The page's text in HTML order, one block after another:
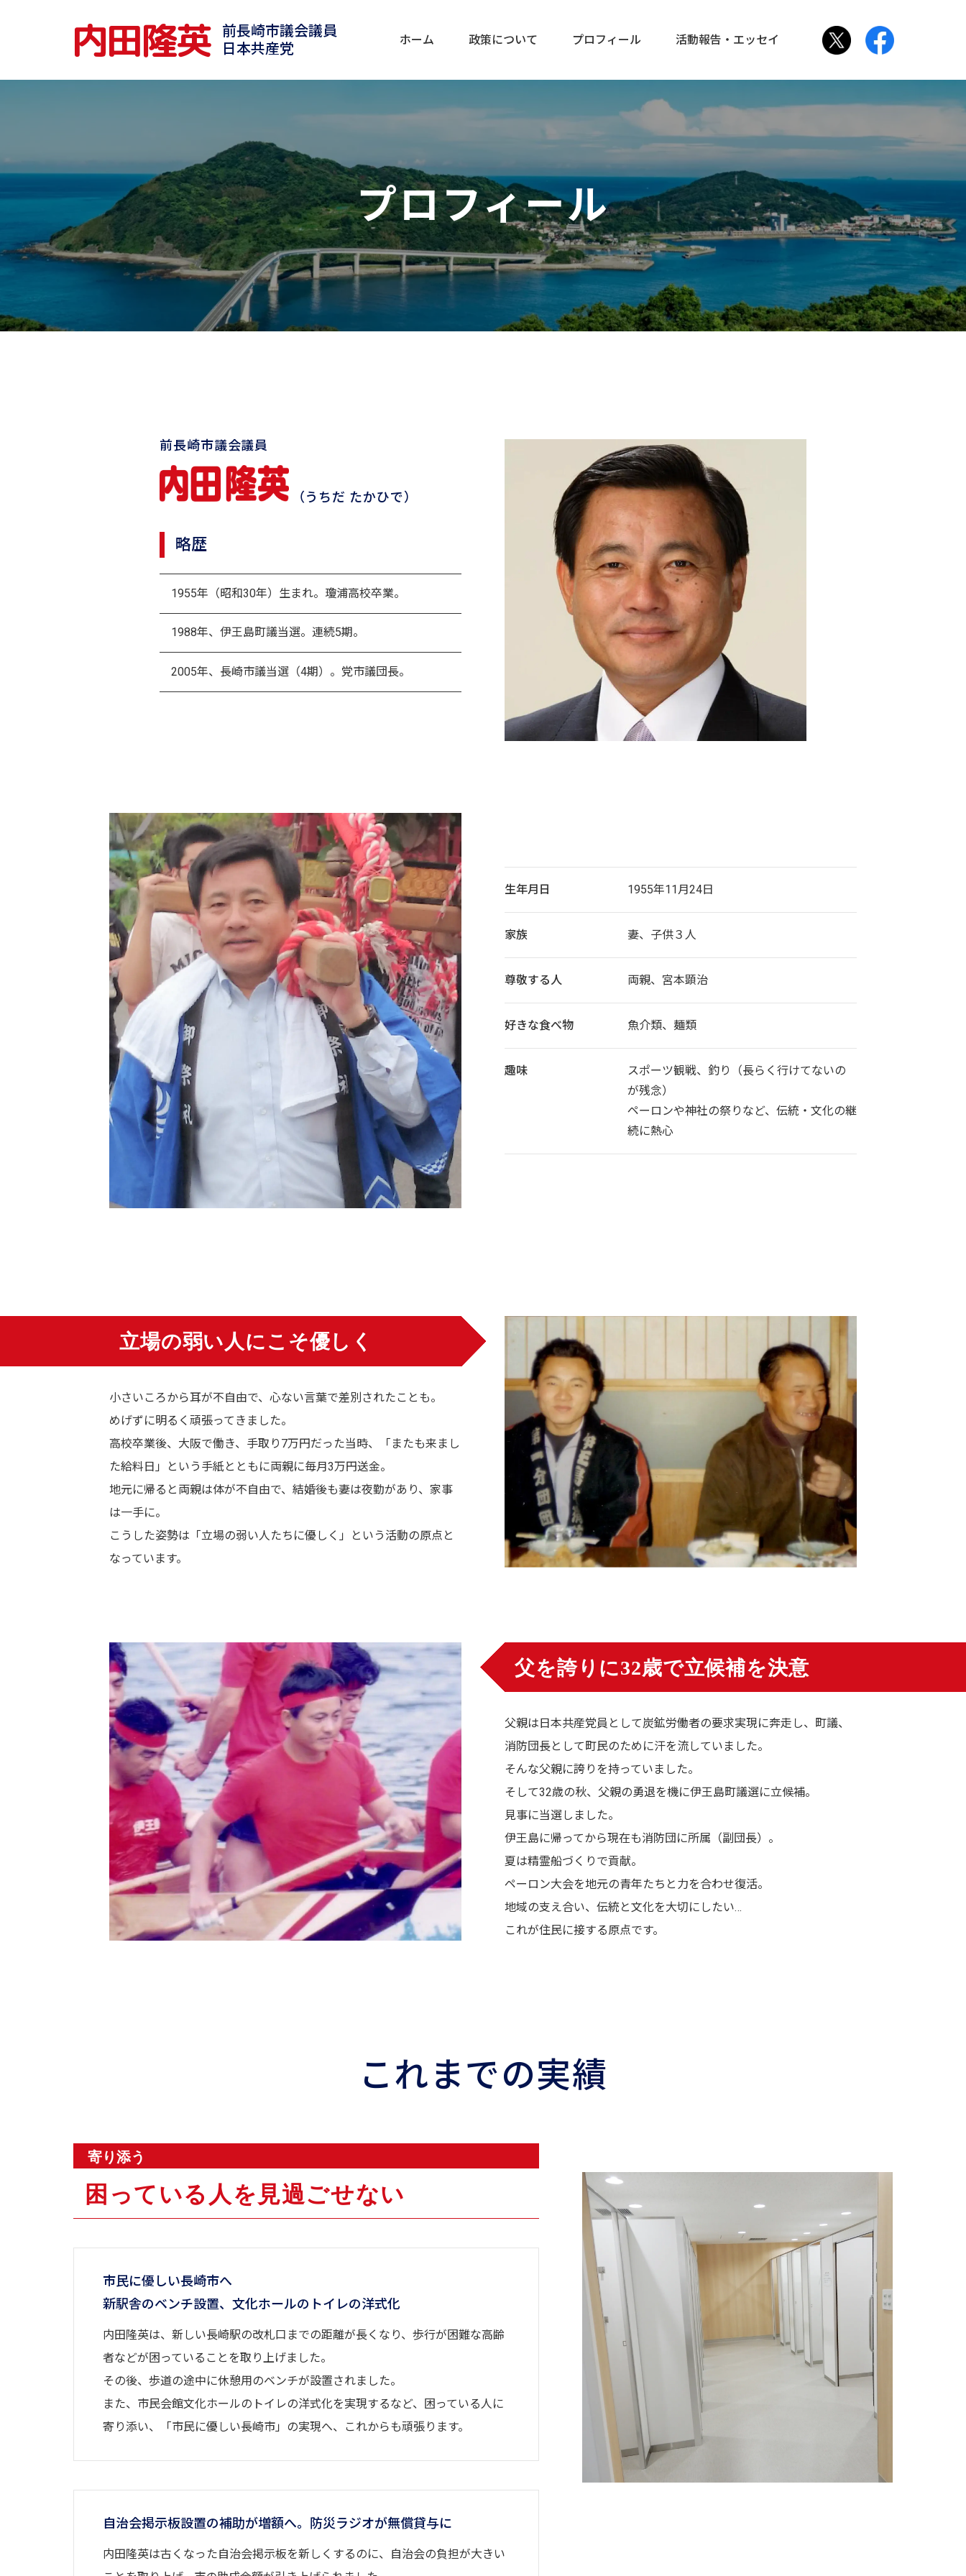
内田隆英
前長崎市議会議員
日本共産党
ホーム 政策について プロフィール 活動報告・エッセイ
プロフィール
前長崎市議会議員
（うちだ たかひで）
略歴
1955年（昭和30年）生まれ。瓊浦高校卒業。
1988年、伊王島町議当選。連続5期。
2005年、長崎市議当選（4期）。党市議団長。
生年月日 1955年11月24日
家族 妻、子供３人
尊敬する人 両親、宮本顕治
好きな食べ物 魚介類、麺類
趣味
スポーツ観戦、釣り（長らく行けてないの
が残念）
ペーロンや神社の祭りなど、伝統・文化の継
続に熱心
立場の弱い人にこそ優しく
小さいころから耳が不自由で、心ない言葉で差別されたことも。
めげずに明るく頑張ってきました。
高校卒業後、大阪で働き、手取り7万円だった当時、「またも来まし
た給料日」という手紙とともに両親に毎月3万円送金。
地元に帰ると両親は体が不自由で、結婚後も妻は夜勤があり、家事
は一手に。
こうした姿勢は「立場の弱い人たちに優しく」という活動の原点と
なっています。
父を誇りに32歳で立候補を決意
父親は日本共産党員として炭鉱労働者の要求実現に奔走し、町議、
消防団長として町民のために汗を流していました。
そんな父親に誇りを持っていました。
そして32歳の秋、父親の勇退を機に伊王島町議選に立候補。
見事に当選しました。
伊王島に帰ってから現在も消防団に所属（副団長）。
夏は精霊船づくりで貢献。
ペーロン大会を地元の青年たちと力を合わせ復活。
地域の支え合い、伝統と文化を大切にしたい…
これが住民に接する原点です。
これまでの実績
寄り添う
困っている人を見過ごせない
市民に優しい長崎市へ
新駅舎のベンチ設置、文化ホールのトイレの洋式化
内田隆英は、新しい長崎駅の改札口までの距離が長くなり、歩行が困難な高齢
者などが困っていることを取り上げました。
その後、歩道の途中に休憩用のベンチが設置されました。
また、市民会館文化ホールのトイレの洋式化を実現するなど、困っている人に
寄り添い、「市民に優しい長崎市」の実現へ、これからも頑張ります。
自治会掲示板設置の補助が増額へ。防災ラジオが無償貸与に
内田隆英は古くなった自治会掲示板を新しくするのに、自治会の負担が大きい